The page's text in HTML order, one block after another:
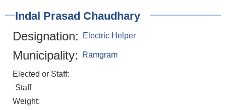
Indal Prasad Chaudhary
Designation: Electric Helper
Municipality: Ramgram
Elected or Staff:
Staff
Weight: